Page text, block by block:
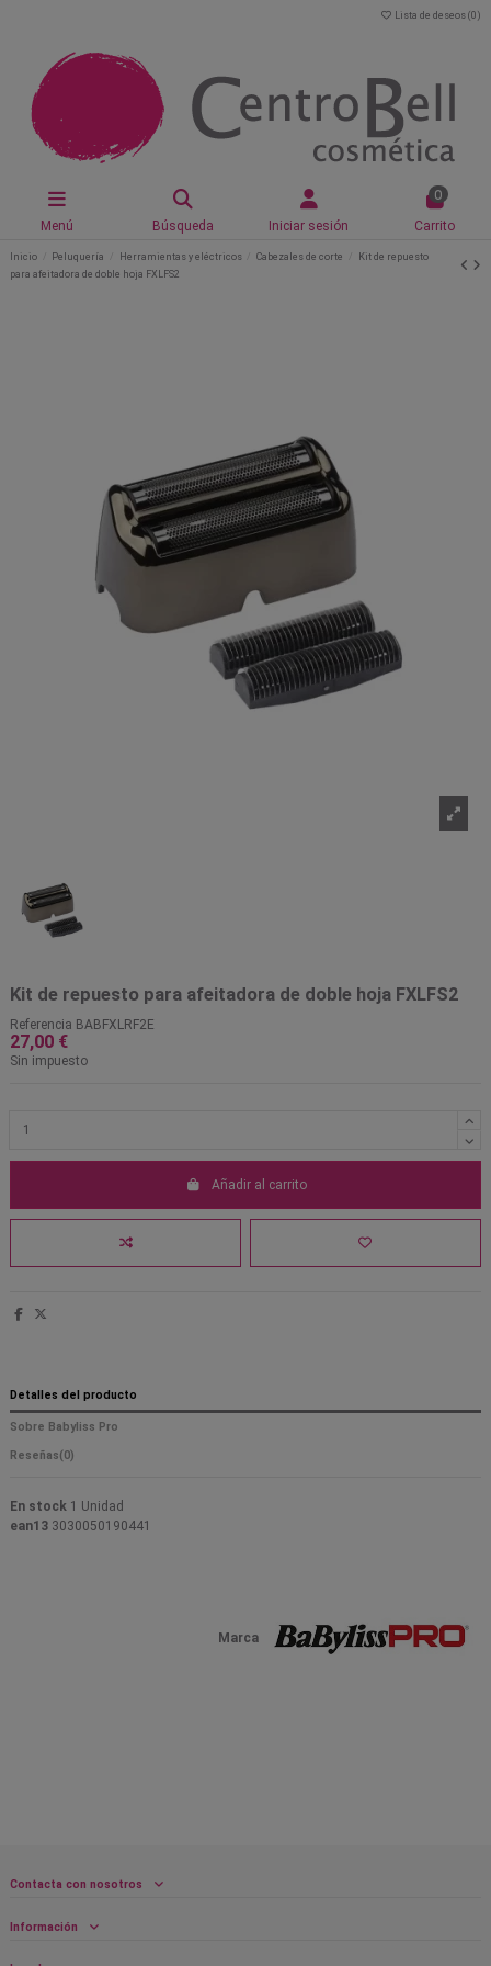
Lista de deseos (0 )
Menú Búsqueda Iniciar sesión
0
Carrito
Inicio Peluquería Herramientas y eléctricos Cabezales de corte
Kit de repuesto
para afeitadora de doble hoja FXLFS2
Kit de repuesto para afeitadora de doble hoja FXLFS2
Referencia BABFXLRF2E
27,00 €
Sin impuesto
Añadir al carrito
Detalles del producto
Sobre Babyliss Pro
Reseñas(0)
Marca
En stock 1 Unidad
ean13 3030050190441
Contacta con nosotros
Información